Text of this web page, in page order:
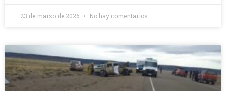
23 de marzo de 2026 No hay comentarios